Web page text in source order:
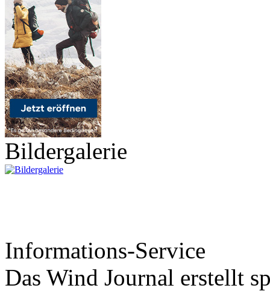
Bildergalerie
Informations-Service
Das Wind Journal erstellt